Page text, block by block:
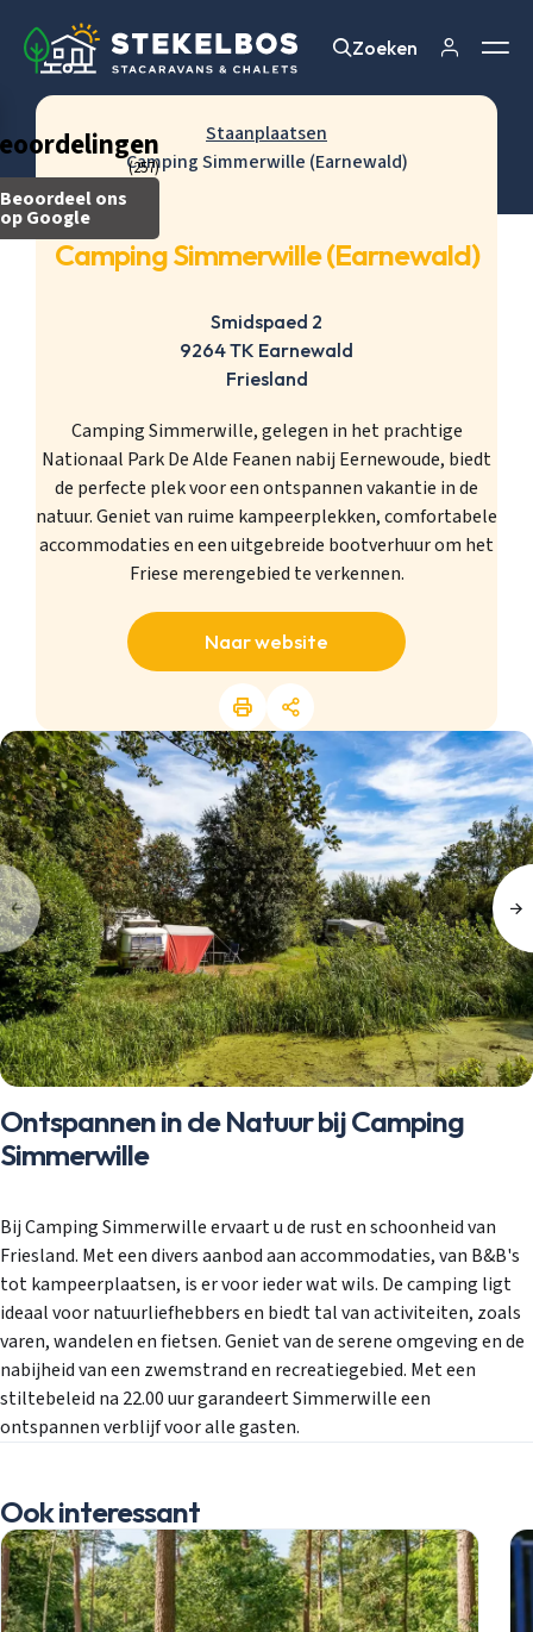
(257)
Beoordeel ons
op Google
Zoeken
Zoeken
Staanplaatsen
Camping Simmerwille (Earnewald)
Camping Simmerwille (Earnewald)
Smidspaed 2
9264 TK Earnewald
Friesland
Camping Simmerwille, gelegen in het prachtige
Nationaal Park De Alde Feanen nabij Eernewoude, biedt
de perfecte plek voor een ontspannen vakantie in de
natuur. Geniet van ruime kampeerplekken, comfortabele
accommodaties en een uitgebreide bootverhuur om het
Friese merengebied te verkennen.
Naar website
Ontspannen in de Natuur bij Camping
Simmerwille
Bij Camping Simmerwille ervaart u de rust en schoonheid van
Friesland. Met een divers aanbod aan accommodaties, van B&B's
tot kampeerplaatsen, is er voor ieder wat wils. De camping ligt
ideaal voor natuurliefhebbers en biedt tal van activiteiten, zoals
varen, wandelen en fietsen. Geniet van de serene omgeving en de
nabijheid van een zwemstrand en recreatiegebied. Met een
stiltebeleid na 22.00 uur garandeert Simmerwille een
ontspannen verblijf voor alle gasten.
Ook interessant